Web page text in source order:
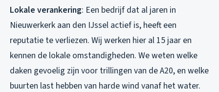
Lokale verankering: Een bedrijf dat al jaren in
Nieuwerkerk aan den IJssel actief is, heeft een
reputatie te verliezen. Wij werken hier al 15 jaar en
kennen de lokale omstandigheden. We weten welke
daken gevoelig zijn voor trillingen van de A20, en welke
buurten last hebben van harde wind vanaf het water.